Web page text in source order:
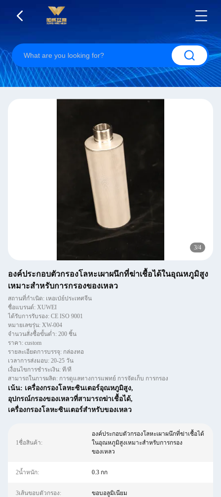
3/4
องค์ประกอบตัวกรองโลหะเผาผนึกที่ฆ่าเชื้อได้ในอุณหภูมิสูง
เหมาะสำหรับการกรองของเหลว
สถานที่กำเนิด: เหอเป่ย์ประเทศจีน
ชื่อแบรนด์: XUWEI
ได้รับการรับรอง: CE ISO 9001
หมายเลขรุ่น: XW-004
จำนวนสั่งซื้อขั้นต่ำ: 200 ชิ้น
ราคา: custom
รายละเอียดการบรรจุ: กล่องทอ
เวลาการส่งมอบ: 20-25 วัน
เงื่อนไขการชำระเงิน: ที/ที
สามารถในการผลิต: การดูแลทางการแพทย์ การจัดเก็บ การกรอง
เน้น: เครื่องกรองโลหะซินเตอร์อุณหภูมิสูง,
อุปกรณ์กรองของเหลวที่สามารถฆ่าเชื้อได้,
เครื่องกรองโลหะซินเตอร์สําหรับของเหลว
1ชื่อสินค้า:
องค์ประกอบตัวกรองโลหะเผาผนึกที่ฆ่าเชื้อได้
ในอุณหภูมิสูงเหมาะสำหรับการกรอง
ของเหลว
2น้ำหนัก: 0.3 กก
3เส้นขอบตัวกรอง: ขอบอลูมิเนียม